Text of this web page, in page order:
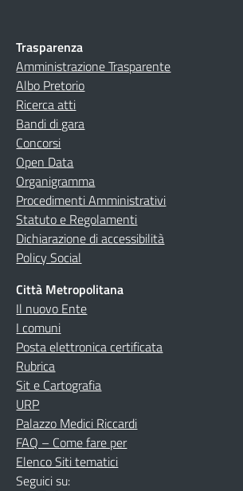
Trasparenza
Amministrazione Trasparente
Albo Pretorio
Ricerca atti
Bandi di gara
Concorsi
Open Data
Organigramma
Procedimenti Amministrativi
Statuto e Regolamenti
Dichiarazione di accessibilità
Policy Social
Città Metropolitana
Il nuovo Ente
I comuni
Posta elettronica certificata
Rubrica
Sit e Cartografia
URP
Palazzo Medici Riccardi
FAQ – Come fare per
Elenco Siti tematici
Seguici su: